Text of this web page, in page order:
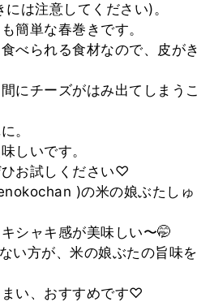
は注意してください)。
簡単な春巻きです。
べられる食材なので、皮が
にチーズがはみ出てしまう
。
しいです。
ひお試しください♡
)の米の娘ぶたし
シャキ感が美味しい〜🤭
い方が、米の娘ぶたの旨味
い、おすすめです♡